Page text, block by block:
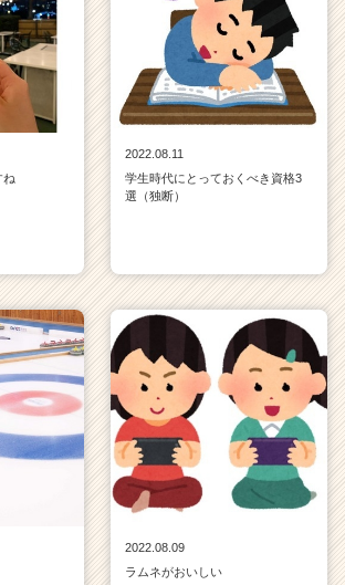
ね
2022.08.11
学生時代にとっておくべき資格3
選（独断）
2022.08.09
ラムネがおいしい